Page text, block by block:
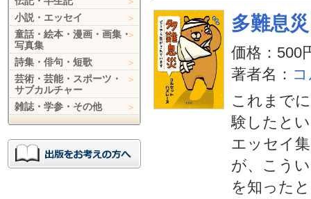
多難息災
価格：500
著者名：
これまで
験したと
エッセイ
が、こう
を知った
小説・エッセイ
童話・絵本・漫画・画集・
写真集
詩集・俳句・短歌
芸術・芸能・スポーツ・
サブカルチャー
雑誌・学参・その他